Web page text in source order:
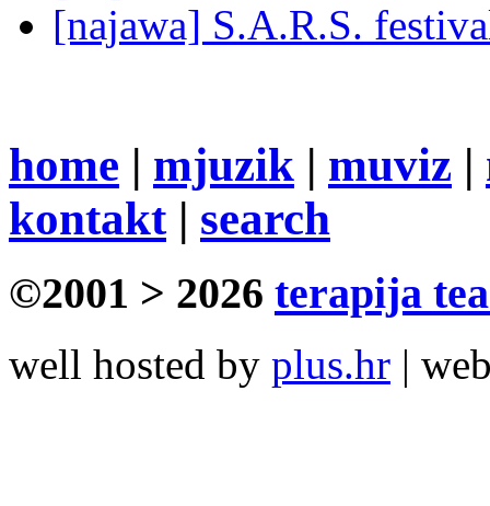
[najawa] S.A.R.S.
home | mjuzik | muviz |
kontakt| search
©2001 > 2026 terapija
well hosted by plus.hr |